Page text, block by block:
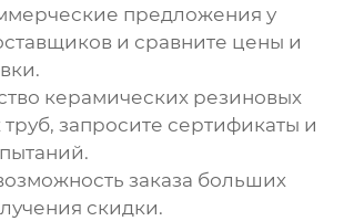
предложения у
и сравните цены и
керамических резиновых
, запросите сертификаты и
заказа больших
скидки.